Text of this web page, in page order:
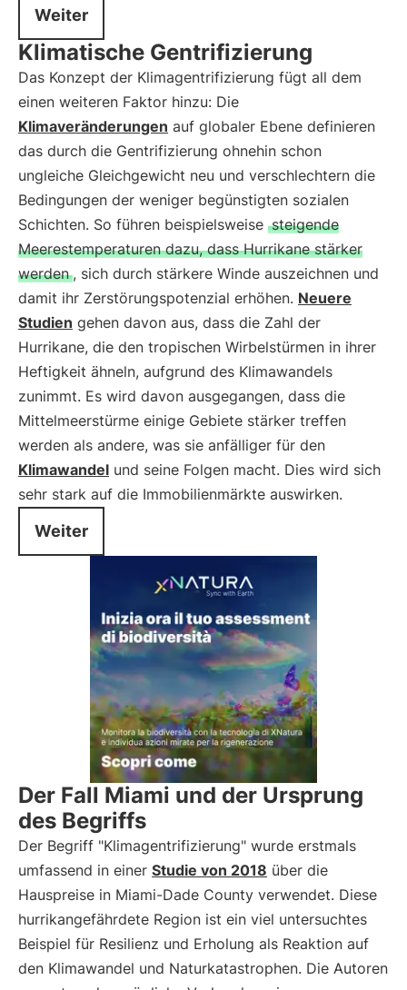
Weiter
Klimatische Gentrifizierung
Das Konzept der Klimagentrifizierung fügt all dem
einen weiteren Faktor hinzu: Die
Klimaveränderungen auf globaler Ebene definieren
das durch die Gentrifizierung ohnehin schon
ungleiche Gleichgewicht neu und verschlechtern die
Bedingungen der weniger begünstigten sozialen
Schichten. So führen beispielsweise steigende
Meerestemperaturen dazu, dass Hurrikane stärker
werden , sich durch stärkere Winde auszeichnen und
damit ihr Zerstörungspotenzial erhöhen. Neuere
Studien gehen davon aus, dass die Zahl der
Hurrikane, die den tropischen Wirbelstürmen in ihrer
Heftigkeit ähneln, aufgrund des Klimawandels
zunimmt. Es wird davon ausgegangen, dass die
Mittelmeerstürme einige Gebiete stärker treffen
werden als andere, was sie anfälliger für den
Klimawandel und seine Folgen macht. Dies wird sich
sehr stark auf die Immobilienmärkte auswirken.
Weiter
Der Fall Miami und der Ursprung
des Begriffs
Der Begriff "Klimagentrifizierung" wurde erstmals
umfassend in einer Studie von 2018 über die
Hauspreise in Miami-Dade County verwendet. Diese
hurrikangefährdete Region ist ein viel untersuchtes
Beispiel für Resilienz und Erholung als Reaktion auf
den Klimawandel und Naturkatastrophen. Die Autoren